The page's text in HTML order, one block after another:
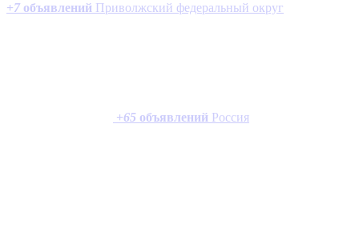
+7 объявлений Приволжский федеральный округ
+65 объявлений Россия